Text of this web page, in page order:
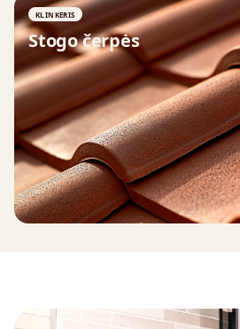
KLINKERIS
Stogo čerpės
↗